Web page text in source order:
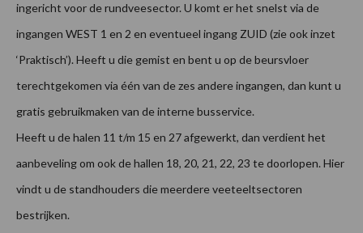
ingericht voor de rundveesector. U komt er het snelst via de
ingangen WEST 1 en 2 en eventueel ingang ZUID (zie ook inzet
‘Praktisch’). Heeft u die gemist en bent u op de beursvloer
terechtgekomen via één van de zes andere ingangen, dan kunt u
gratis gebruikmaken van de interne busservice.
Heeft u de halen 11 t/m 15 en 27 afgewerkt, dan verdient het
aanbeveling om ook de hallen 18, 20, 21, 22, 23 te doorlopen. Hier
vindt u de standhouders die meerdere veeteeltsectoren
bestrijken.